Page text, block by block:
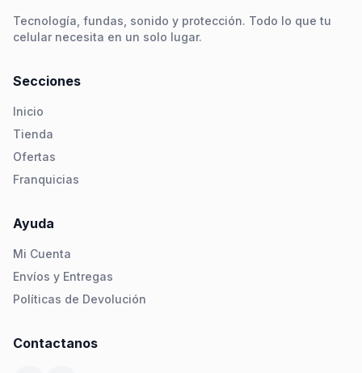
Tecnología, fundas, sonido y protección. Todo lo que tu
celular necesita en un solo lugar.
Secciones
Inicio
Tienda
Ofertas
Franquicias
Ayuda
Mi Cuenta
Envíos y Entregas
Políticas de Devolución
Contactanos